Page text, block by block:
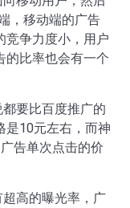
，移动端的广告
竞争力度小，用户
的比率也会有一个
要比百度推广的
是10元左右，而神
告单次点击的价
高的曝光率，广